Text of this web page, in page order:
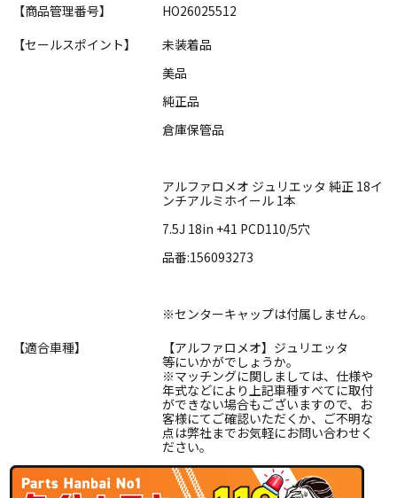
【商品管理番号】
HO26025512
【セールスポイント】
未装着品
美品
純正品
倉庫保管品
アルファロメオ ジュリエッタ 純正 18イ
ンチアルミホイール 1本
7.5J 18in +41 PCD110/5穴
品番:156093273
※センターキャップは付属しません。
【適合車種】
【アルファロメオ】ジュリエッタ
等にいかがでしょうか。
※マッチングに関しましては、仕様や
年式などにより上記車種すべてに取付
ができない場合もございますので、お
客様にてご確認いただくか、ご不明な
点は弊社までお気軽にお問い合わせく
ださい。